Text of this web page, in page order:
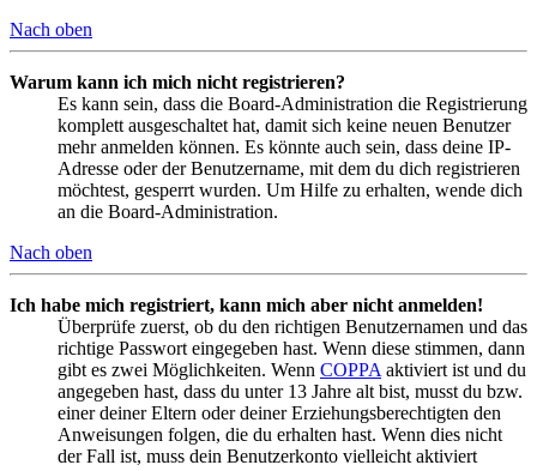
Nach oben
Warum kann ich mich nicht registrieren?
Es kann sein, dass die Board-Administration die Registrierung
komplett ausgeschaltet hat, damit sich keine neuen Benutzer
mehr anmelden können. Es könnte auch sein, dass deine IP-
Adresse oder der Benutzername, mit dem du dich registrieren
möchtest, gesperrt wurden. Um Hilfe zu erhalten, wende dich
an die Board-Administration.
Nach oben
Ich habe mich registriert, kann mich aber nicht anmelden!
Überprüfe zuerst, ob du den richtigen Benutzernamen und das
richtige Passwort eingegeben hast. Wenn diese stimmen, dann
gibt es zwei Möglichkeiten. Wenn COPPA aktiviert ist und du
angegeben hast, dass du unter 13 Jahre alt bist, musst du bzw.
einer deiner Eltern oder deiner Erziehungsberechtigten den
Anweisungen folgen, die du erhalten hast. Wenn dies nicht
der Fall ist, muss dein Benutzerkonto vielleicht aktiviert